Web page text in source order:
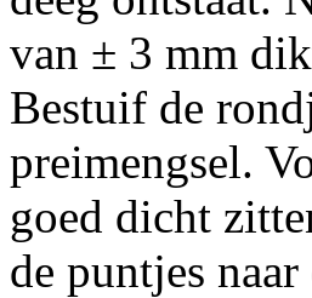
van ± 3 mm
Bestuif de
preimengsel.
goed dicht
de puntjes